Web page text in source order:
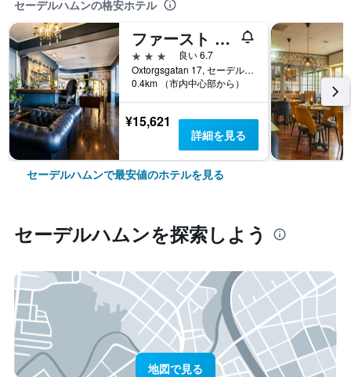
セーデルハムンの格安ホテル
ファースト ホテル スタット ソーデルハムン
3つ星
良い 6.7
Oxtorgsgatan 17, セーデルハムン, イェヴレボリ県, スウェーデン
0.4km （市内中心部から）
¥15,621
詳細を見る
セーデルハムンで最安値のホテルを見る
セーデルハムン​を探索しよう
地図で見る